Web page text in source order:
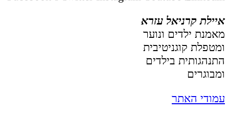
איילת קרניאל עזרא
מאמנת ילדים ונוער
ומטפלת קוגניטיבית
התנהגותית בילדים
ומבוגרים
עמודי האתר